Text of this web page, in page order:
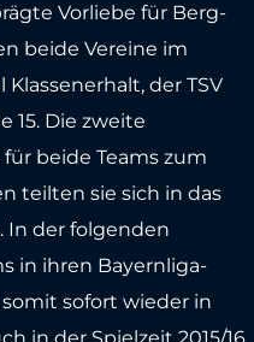
Vorliebe für Berg-
beide Vereine im
der TSV
15. Die zweite
beide Teams zum
teilten sie sich in das
In der folgenden
in ihren Bayernliga-
sofort wieder in